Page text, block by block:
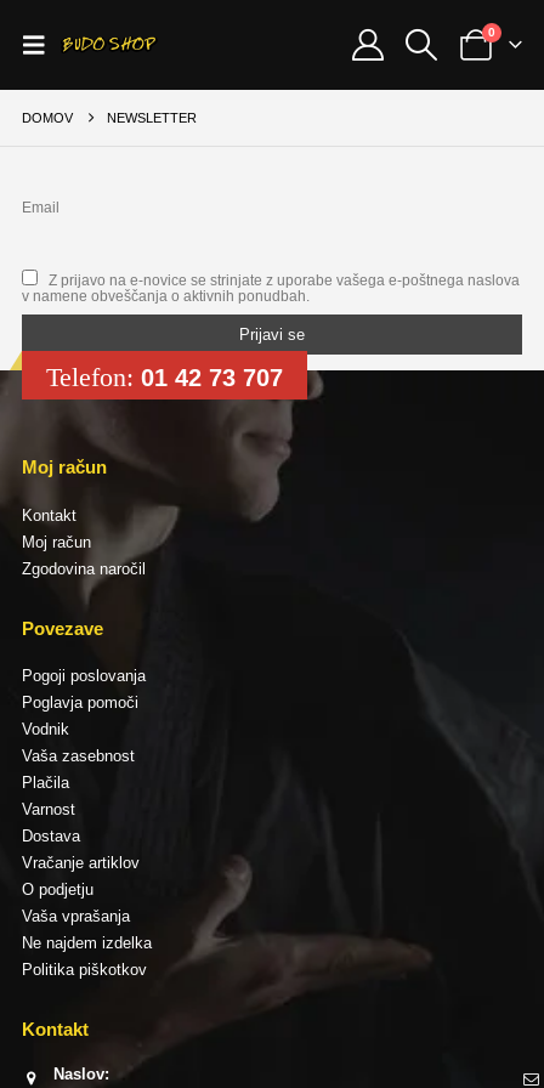
0
DOMOV NEWSLETTER
Email
Z prijavo na e-novice se strinjate z uporabe vašega e-poštnega naslova
v namene obveščanja o aktivnih ponudbah.
Telefon: 01 42 73 707
Moj račun
Kontakt
Moj račun
Zgodovina naročil
Povezave
Pogoji poslovanja
Poglavja pomoči
Vodnik
Vaša zasebnost
Plačila
Varnost
Dostava
Vračanje artiklov
O podjetju
Vaša vprašanja
Ne najdem izdelka
Politika piškotkov
Kontakt
Naslov: